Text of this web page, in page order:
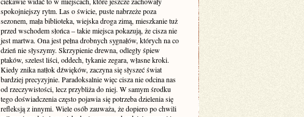
spokojniejszy rytm. Las o świcie, puste nabrzeże poza
sezonem, mała biblioteka, wiejska droga zimą, mieszkanie tuż
przed wschodem słońca – takie miejsca pokazują, że cisza nie
jest martwa. Ona jest pełna drobnych sygnałów, których na co
dzień nie słyszymy. Skrzypienie drewna, odległy śpiew
ptaków, szelest liści, oddech, tykanie zegara, własne kroki.
Kiedy znika natłok dźwięków, zaczyna się słyszeć świat
bardziej precyzyjnie. Paradoksalnie więc cisza nie odcina nas
od rzeczywistości, lecz przybliża do niej. W samym środku
tego doświadczenia często pojawia się potrzeba dzielenia się
refleksją z innymi. Wiele osób zauważa, że dopiero po chwili